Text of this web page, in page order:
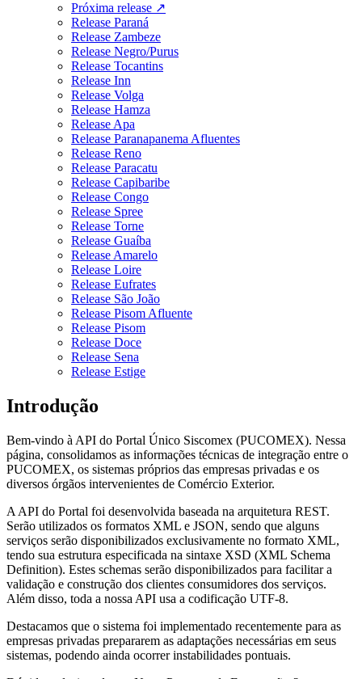
Próxima release ↗
Release Paraná
Release Zambeze
Release Negro/Purus
Release Tocantins
Release Inn
Release Volga
Release Hamza
Release Apa
Release Paranapanema Afluentes
Release Reno
Release Paracatu
Release Capibaribe
Release Congo
Release Spree
Release Torne
Release Guaíba
Release Amarelo
Release Loire
Release Eufrates
Release São João
Release Pisom Afluente
Release Pisom
Release Doce
Release Sena
Release Estige
Introdução
Bem-vindo à API do Portal Único Siscomex (PUCOMEX). Nessa
página, consolidamos as informações técnicas de integração entre o
PUCOMEX, os sistemas próprios das empresas privadas e os
diversos órgãos intervenientes de Comércio Exterior.
A API do Portal foi desenvolvida baseada na arquitetura REST.
Serão utilizados os formatos XML e JSON, sendo que alguns
serviços serão disponibilizados exclusivamente no formato XML,
tendo sua estrutura especificada na sintaxe XSD (XML Schema
Definition). Estes schemas serão disponibilizados para facilitar a
validação e construção dos clientes consumidores dos serviços.
Além disso, toda a nossa API usa a codificação UTF-8.
Destacamos que o sistema foi implementado recentemente para as
empresas privadas prepararem as adaptações necessárias em seus
sistemas, podendo ainda ocorrer instabilidades pontuais.